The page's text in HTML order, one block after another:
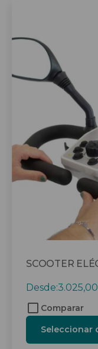
SCOOTER
Desde:3.025,00
Comparar
Seleccionar
tiene
múltiples
variantes.
pueden
elegir
en
la
producto